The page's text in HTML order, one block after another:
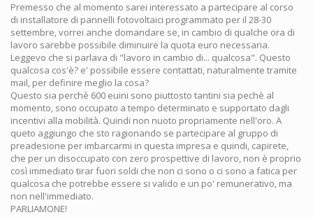
Premesso che al momento sarei interessato a partecipare al corso
di installatore di pannelli fotovoltaici programmato per il 28-30
settembre, vorrei anche domandare se, in cambio di qualche ora di
lavoro sarebbe possibile diminuire la quota euro necessaria.
Leggevo che si parlava di "lavoro in cambio di... qualcosa". Questo
qualcosa cos'è? e' possibile essere contattati, naturalmente tramite
mail, per definire meglio la cosa?
Questo sia perchè 600 euini sono piuttosto tantini sia pechè al
momento, sono occupato a tempo determinato e supportato dagli
incentivi alla mobilità. Quindi non nuoto propriamente nell'oro. A
queto aggiungo che sto ragionando se partecipare al gruppo di
preadesione per imbarcarmi in questa impresa e quindi, capirete,
che per un disoccupato con zero prospettive di lavoro, non è proprio
così immediato tirar fuori soldi che non ci sono o ci sono a fatica per
qualcosa che potrebbe essere si valido e un po' remunerativo, ma
non nell'immediato.
PARLIAMONE!